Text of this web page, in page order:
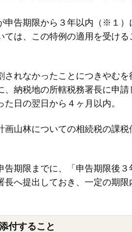
申告期限から３年以内（※１）
は、この特例の適用を受ける
れなかったことにつきやむを
、納税地の所轄税務署長に申請
日の翌日から４ヶ月以内。
山林についての相続税の課税
期限までに、「申告期限後３
へ提出しておき、一定の期限
付すること